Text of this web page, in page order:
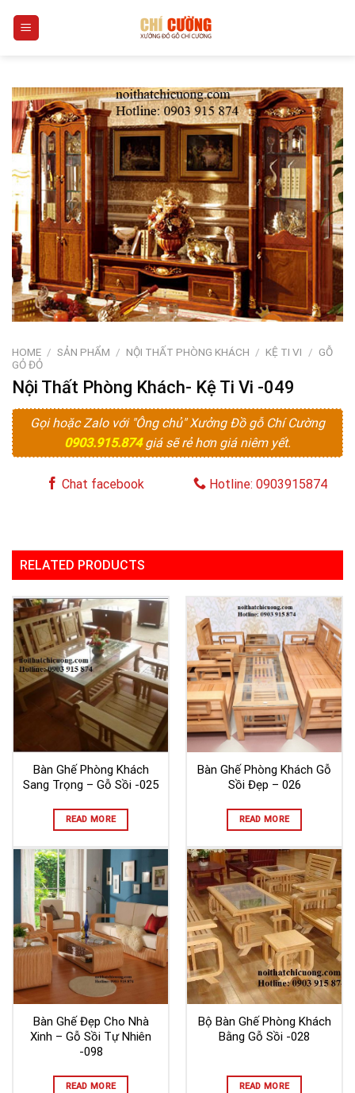
HOME / SẢN PHẨM / NỘI THẤT PHÒNG KHÁCH / KỆ TI VI / GỖ
GỎ ĐỎ
Nội Thất Phòng Khách- Kệ Ti Vi -049
Gọi hoặc Zalo với "Ông chủ" Xưởng Đồ gỗ Chí Cường
0903.915.874giá sẽ rẻ hơn giá niêm yết.
Chat facebook Hotline: 0903915874
RELATED PRODUCTS
Bàn Ghế Phòng Khách
Sang Trọng – Gỗ Sồi -025
READ MORE
Bàn Ghế Phòng Khách Gỗ
Sồi Đẹp – 026
READ MORE
Bàn Ghế Đẹp Cho Nhà
Xinh – Gỗ Sồi Tự Nhiên
-098
READ MORE
Bộ Bàn Ghế Phòng Khách
Bằng Gỗ Sồi -028
READ MORE